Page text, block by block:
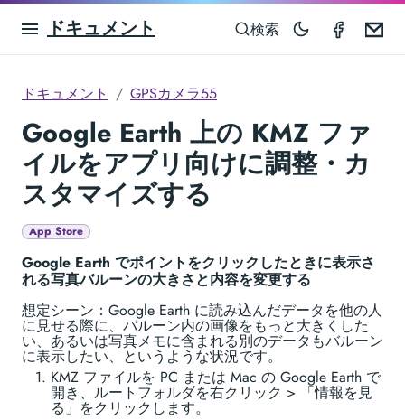
ドキュメント 検索 GPS
ドキュメント GPSカメラ55
Google Earth 上の KMZ ファ
イルをアプリ向けに調整・カ
スタマイズする
App Store
Google Earth でポイントをクリックしたときに表示さ
れる写真バルーンの大きさと内容を変更する
想定シーン：Google Earth に読み込んだデータを他の人
に見せる際に、バルーン内の画像をもっと大きくした
い、あるいは写真メモに含まれる別のデータもバルーン
に表示したい、というような状況です。
KMZ ファイルを PC または Mac の Google Earth で
開き、ルートフォルダを右クリック > 「情報を見
る」をクリックします。